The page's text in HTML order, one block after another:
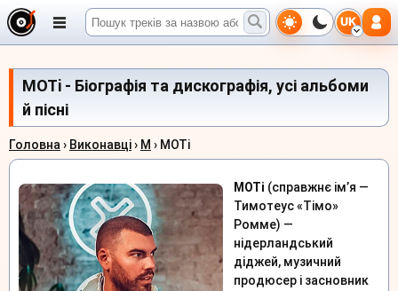
UK
MOTi - Біографія та дискографія, усі альбоми
й пісні
Головна › Виконавці› M › MOTi
MOTi (справжнє ім’я —
Тимотеус «Тімо»
Ромме) —
нідерландський
діджей, музичний
продюсер і засновник